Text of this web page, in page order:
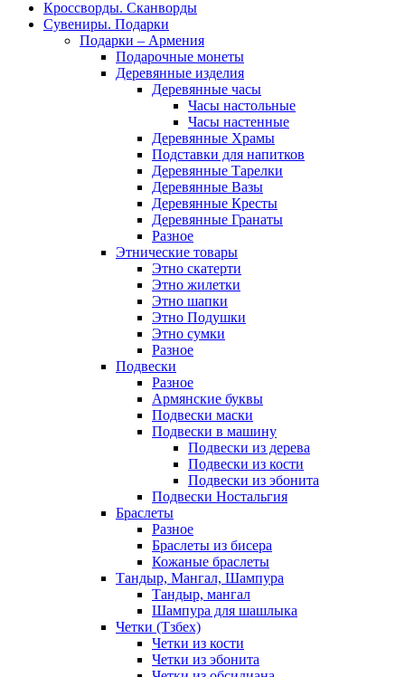
Кроссворды. Сканворды
Сувениры. Подарки
Подарки – Армения
Подарочные монеты
Деревянные изделия
Деревянные часы
Часы настольные
Часы настенные
Деревянные Храмы
Подставки для напитков
Деревянные Тарелки
Деревянные Вазы
Деревянные Кресты
Деревянные Гранаты
Разное
Этнические товары
Этно скатерти
Этно жилетки
Этно шапки
Этно Подушки
Этно сумки
Разное
Подвески
Разное
Армянские буквы
Подвески маски
Подвески в машину
Подвески из дерева
Подвески из кости
Подвески из эбонита
Подвески Ностальгия
Браслеты
Разное
Браслеты из бисера
Кожаные браслеты
Тандыр, Мангал, Шампура
Тандыр, мангал
Шампура для шашлыка
Четки (Тзбех)
Четки из кости
Четки из эбонита